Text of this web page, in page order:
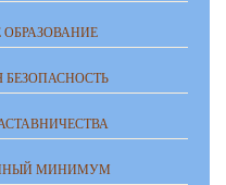
МИНИМУМ